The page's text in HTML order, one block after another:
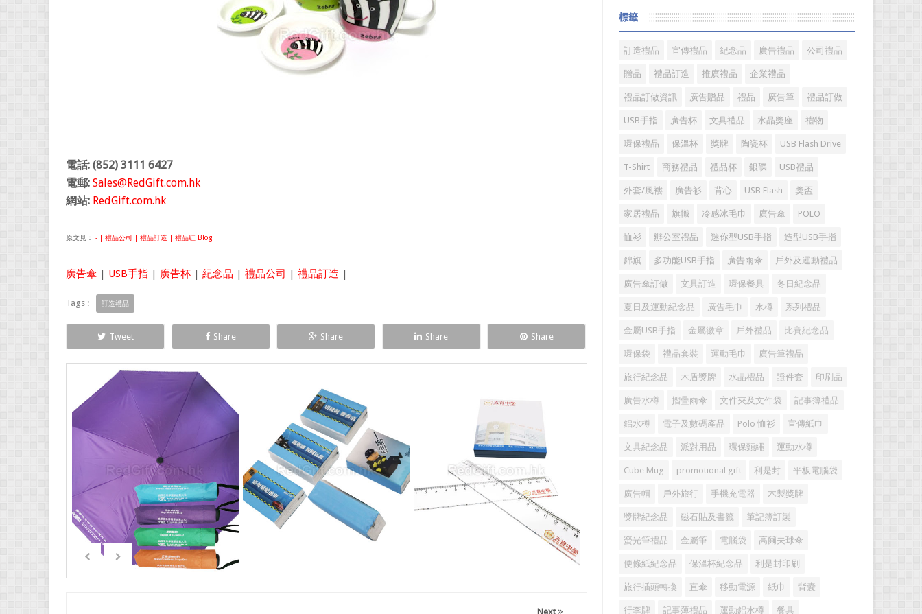
電話: (852) 3111 6427
電郵: Sales@RedGift.com.hk
網站: RedGift.com.hk
原文見： - | 禮品公司 | 禮品訂造 | 禮品紅 Blog
廣告傘 | USB手指 | 廣告杯 | 紀念品 | 禮品公司 | 禮品訂造 |
Tags : 訂造禮品
Tweet Share Share Share Share
Next
睞。國際著名皮具品牌有哪些?下麵就一起來了解一下吧!
國際著名皮具品牌： 1、路易·威登(LV) 創立於
1...
標籤
訂造禮品 宣傳禮品 紀念品 廣告禮品 公司禮品
贈品 禮品訂造 推廣禮品 企業禮品
禮品訂做資訊 廣告贈品 禮品 廣告筆 禮品訂做
USB手指 廣告杯 文具禮品 水晶獎座 禮物
環保禮品 保溫杯 獎牌 陶瓷杯 USB Flash Drive
T-Shirt 商務禮品 禮品杯 銀碟 USB禮品
外套/風褸 廣告衫 背心 USB Flash 獎盃
家居禮品 旗幟 冷感冰毛巾 廣告傘 POLO
恤衫 辦公室禮品 迷你型USB手指 造型USB手指
錦旗 多功能USB手指 廣告雨傘 戶外及運動禮品
廣告傘訂做 文具訂造 環保餐具 冬日紀念品
夏日及運動紀念品 廣告毛巾 水樽 系列禮品
金屬USB手指 金屬徽章 戶外禮品 比賽紀念品
環保袋 禮品套裝 運動毛巾 廣告筆禮品
旅行紀念品 木盾獎牌 水晶禮品 證件套 印刷品
廣告水樽 摺疊雨傘 文件夾及文件袋 記事簿禮品
鋁水樽 電子及數碼產品 Polo 恤衫 宣傳紙巾
文具紀念品 派對用品 環保頸繩 運動水樽
Cube Mug promotional gift 利是封 平板電腦袋
廣告帽 戶外旅行 手機充電器 木製獎牌
獎牌紀念品 磁石貼及書籤 筆記簿訂製
螢光筆禮品 金屬筆 電腦袋 高爾夫球傘
便條紙紀念品 保溫杯紀念品 利是封印刷
旅行插頭轉換 直傘 移動電源 紙巾 背囊
行李牌 記事薄禮品 運動鋁水樽 餐具